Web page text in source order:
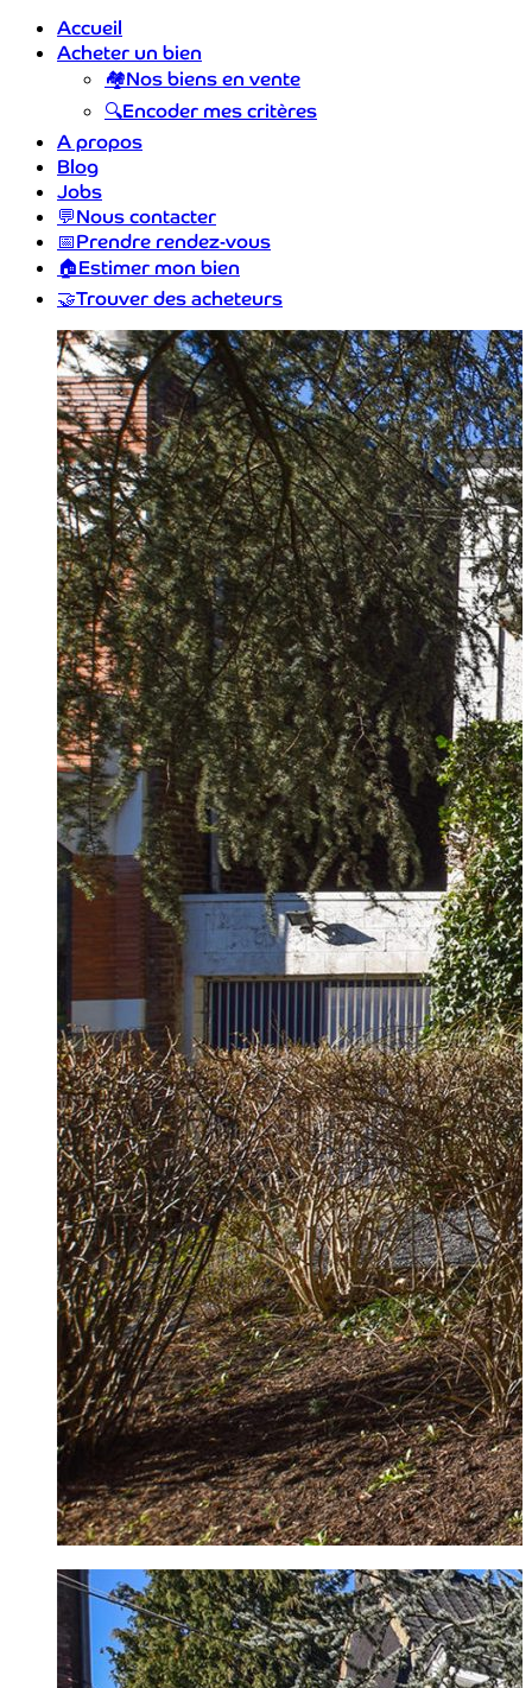
Accueil
Acheter un bien
🏘️Nos biens en vente
🔍Encoder mes critères
A propos
Blog
Jobs
💬Nous contacter
📅Prendre rendez-vous
🏠Estimer mon bien
🤝Trouver des acheteurs